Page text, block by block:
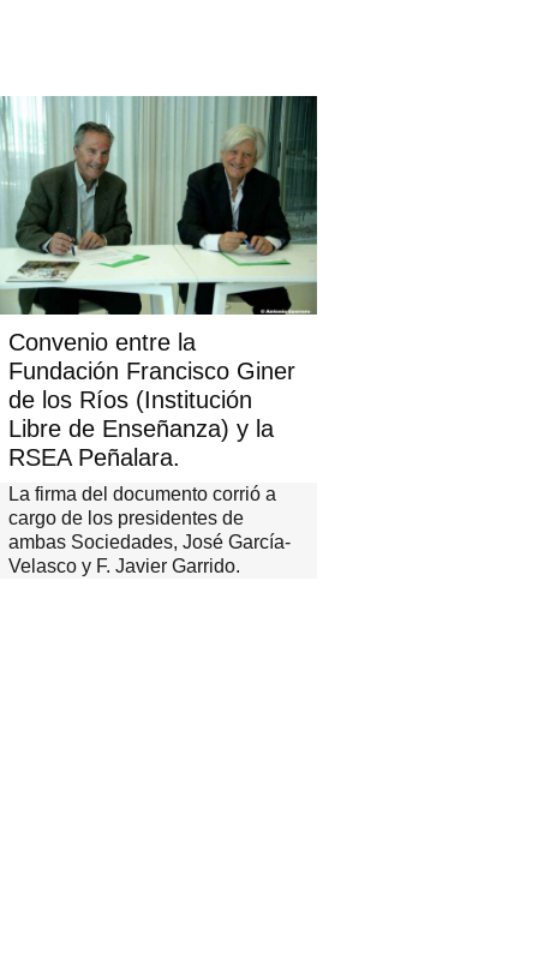
Convenio entre la
Fundación Francisco Giner
de los Ríos (Institución
Libre de Enseñanza) y la
RSEA Peñalara.
La firma del documento corrió a
cargo de los presidentes de
ambas Sociedades, José García-
Velasco y F. Javier Garrido.